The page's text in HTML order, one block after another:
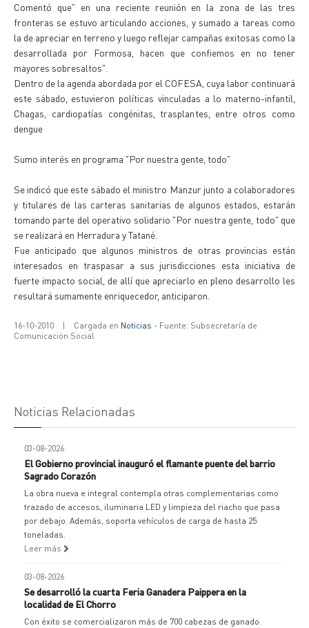
Comentó que" en una reciente reunión en la zona de las tres
fronteras se estuvo articulando acciones, y sumado a tareas como
la de apreciar en terreno y luego reflejar campañas exitosas como la
desarrollada por Formosa, hacen que confiemos en no tener
mayores sobresaltos".
Dentro de la agenda abordada por el COFESA, cuya labor continuará
este sábado, estuvieron políticas vinculadas a lo materno-infantil,
Chagas, cardiopatías congénitas, trasplantes, entre otros como
dengue
Sumo interés en programa "Por nuestra gente, todo"
Se indicó que este sábado el ministro Manzur junto a colaboradores
y titulares de las carteras sanitarias de algunos estados, estarán
tomando parte del operativo solidario "Por nuestra gente, todo" que
se realizará en Herradura y Tatané.
Fue anticipado que algunos ministros de otras provincias están
interesados en traspasar a sus jurisdicciones esta iniciativa de
fuerte impacto social, de allí que apreciarlo en pleno desarrollo les
resultará sumamente enriquecedor, anticiparon.
16-10-2010 | Cargada en Noticias - Fuente: Subsecretaría de
Comunicación Social
Noticias Relacionadas
03-08-2026
El Gobierno provincial inauguró el flamante puente del barrio
Sagrado Corazón
La obra nueva e integral contempla otras complementarias como
trazado de accesos, iluminaria LED y limpieza del riacho que pasa
por debajo. Además, soporta vehículos de carga de hasta 25
toneladas.
Leer más
03-08-2026
Se desarrolló la cuarta Feria Ganadera Paippera en la
localidad de El Chorro
Con éxito se comercializaron más de 700 cabezas de ganado.